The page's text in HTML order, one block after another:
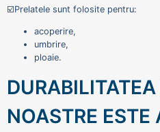
☑️Prelatele sunt folosite pentru:
acoperire,
umbrire,
ploaie.
NOASTRE ESTE